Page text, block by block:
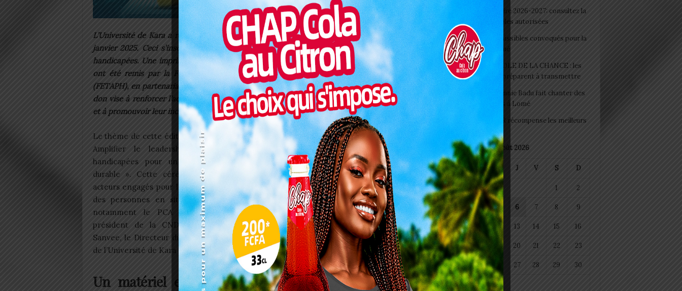
L’Université de Kara a reçu un important don en technologies d’assistance, ce vendredi 17
janvier 2025. Ceci s’inscrit dans le cadre de la 33ᵉJournée internationale des personnes
handicapées. Une imprimante braille, un ordinateur et une imprimante laser avec scanner
ont été remis par la Fédération Togolaise des Associations de Personnes Handicapées
(FETAPH), en partenariat avec la Commission Nationale des Droits de l’Homme (CNDH). Ce
don vise à renforcer l’accès des étudiants handicapés visuels aux ressources académiques
et à promouvoir leur inclusion dans la communauté universitaire.
Le thème de cette édition n’est autre que «
Amplifier le leadership des personnes
handicapées pour un avenir inclusif et
durable ». Cette cérémonie a réuni des
acteurs engagés pour la défense des
des personnes en situation de handicap
notamment le PCA de la FETAPH, le
président de la CNDH Me Ohini Kwao
Sanvee, le Directeur du centre des œuvres
de l’Université de Kara et bien d’autres.
Un matériel essentiel pour une inclusion durable à
Togo/ Rentrée scolaire 2026-2027: consultez la
liste officielle des écoles autorisées
ESSAL 2026 : les admissibles convoqués pour la
visite médicale à Lomé
SWEDD+ Togo / ECOLE DE LA CHANCE : les
maitres-artisans se préparent à transmettre
Glory Night 2026: Sonnie Badu fait chanter des
milliers de personnes à Lomé
Vogan : AGRI-ESPOIR récompense les meilleurs
août 2026
L M M J V S D
1 2
3 4 5 6 7 8 9
10 11 12 13 14 15 16
17 18 20 21 22 23
24 25 26 27 28 29 30
31